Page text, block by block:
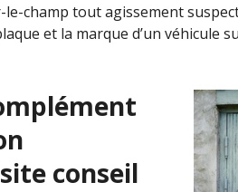
champ tout agissement
et la marque d’un véhicule
conseil